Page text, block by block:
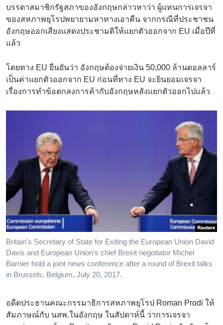
บรรดาสมาชิกรัฐสภาของอังกฤษกล่าวหาว่า ผู้แทนการเจรจา
ของสหภาพยุโรปพยายามหาทางเอาคืน จากกรณีที่ประชาชน
อังกฤษออกเสียงแสดงประชามติให้แยกตัวออกจาก EU เมื่อปีที่
แล้ว
โดยทาง EU ยืนยันว่า อังกฤษต้องจ่ายเงิน 50,000 ล้านดอลลาร์
เป็นค่าแยกตัวออกจาก EU ก่อนที่ทาง EU จะยินยอมเจรจา
เรื่องการทำข้อตกลงการค้ากับอังกฤษหลังแยกตัวออกไปแล้ว
Britain's Secretary of State for Exiting the European Union David
Davis and European Union's chief Brexit negotiator Michel
Barnier hold a joint news conference after a round of Brexit talks
in Brussels, Belgium, July 20, 2017.
อดีตประธานคณะกรรมาธิการสหภาพยุโรป Roman Prodi ให้
สัมภาษณ์กับ นสพ.ในอังกฤษ ในสัปดาห์นี้ ว่าการเจรจา